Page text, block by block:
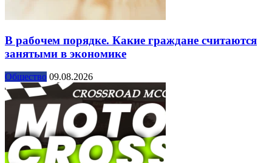
В рабочем порядке. Какие граждане считаются
занятыми в экономике
Общество 09.08.2026